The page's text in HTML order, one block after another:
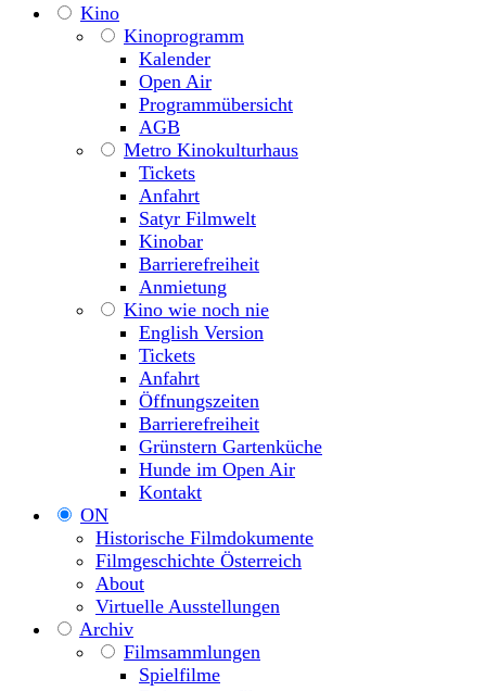
Kino
Kinoprogramm
Kalender
Open Air
Programmübersicht
AGB
Metro Kinokulturhaus
Tickets
Anfahrt
Satyr Filmwelt
Kinobar
Barrierefreiheit
Anmietung
Kino wie noch nie
English Version
Tickets
Anfahrt
Öffnungszeiten
Barrierefreiheit
Grünstern Gartenküche
Hunde im Open Air
Kontakt
ON
Historische Filmdokumente
Filmgeschichte Österreich
About
Virtuelle Ausstellungen
Archiv
Filmsammlungen
Spielfilme